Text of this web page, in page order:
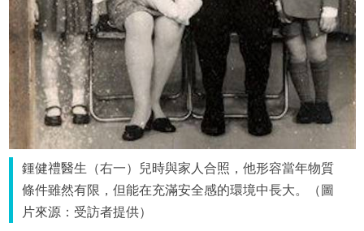
鍾健禮醫生（右一）兒時與家人合照，他形容當年物質
條件雖然有限，但能在充滿安全感的環境中長大。（圖
片來源：受訪者提供）